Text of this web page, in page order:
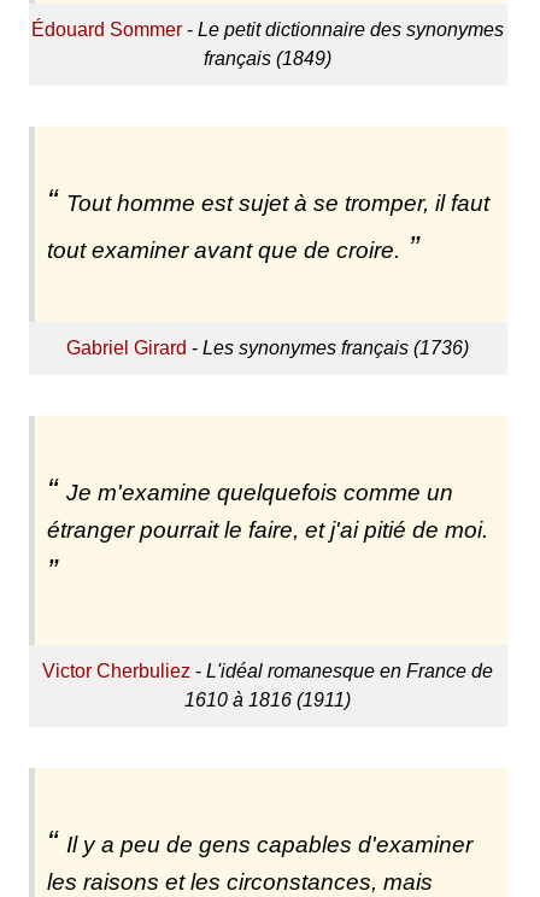
Édouard Sommer -Le petit dictionnaire des synonymes
français (1849)
Tout homme est sujet à se tromper, il faut
tout examiner avant que de croire.
Gabriel Girard -Les synonymes français (1736)
Je m'examine quelquefois comme un
étranger pourrait le faire, et j'ai pitié de moi.
Victor Cherbuliez -L'idéal romanesque en France de
1610 à 1816 (1911)
Il y a peu de gens capables d'examiner
les raisons et les circonstances, mais